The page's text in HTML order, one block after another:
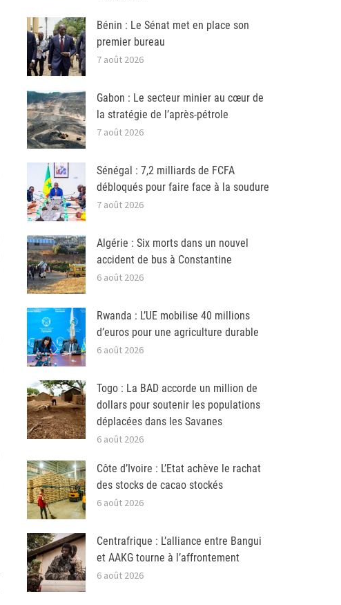
Bénin : Le Sénat met en place son
premier bureau
7 août 2026
Gabon : Le secteur minier au cœur de
la stratégie de l’après-pétrole
7 août 2026
Sénégal : 7,2 milliards de FCFA
débloqués pour faire face à la soudure
7 août 2026
Algérie : Six morts dans un nouvel
accident de bus à Constantine
6 août 2026
Rwanda : L’UE mobilise 40 millions
d’euros pour une agriculture durable
6 août 2026
Togo : La BAD accorde un million de
dollars pour soutenir les populations
déplacées dans les Savanes
6 août 2026
Côte d’Ivoire : L’Etat achève le rachat
des stocks de cacao stockés
6 août 2026
Centrafrique : L’alliance entre Bangui
et AAKG tourne à l’affrontement
6 août 2026